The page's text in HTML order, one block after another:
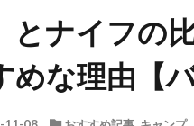
とナイフの
めな理由【